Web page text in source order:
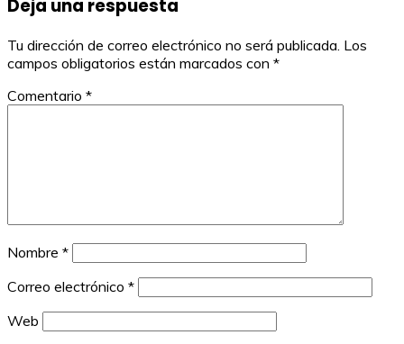
entradas
Deja una respuesta
Tu dirección de correo electrónico no será publicada. Los
campos obligatorios están marcados con *
Comentario *
Nombre *
Correo electrónico *
Web